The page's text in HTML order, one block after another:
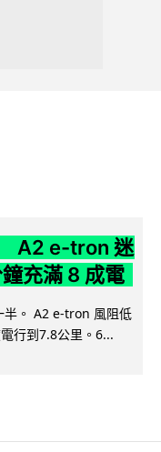
A2 e-tron 迷
充滿 8 成電
半。 A2 e-tron 風阻低
行到7.8公里。6...